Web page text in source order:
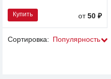
Купить от50 ₽
Сортировка: Популярность